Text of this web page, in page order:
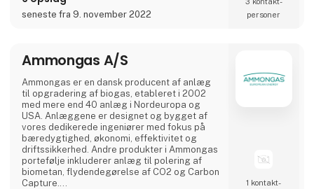
- Problemløsere til klimastald og slagtesvin
seneste fra 9. november 2022
personer
Ammongas A/S
Ammongas er en dansk producent af anlæg
til opgradering af biogas, etableret i 2002
med mere end 40 anlæg i Nordeuropa og
USA. Anlæggene er designet og bygget af
vores dedikerede ingeniører med fokus på
bæredygtighed, økonomi, effektivitet og
driftssikkerhed. Andre produkter i Ammongas
portefølje inkluderer anlæg til polering af
biometan, flydendegørelse af CO2 og Carbon
Capture.
1 kontakt­